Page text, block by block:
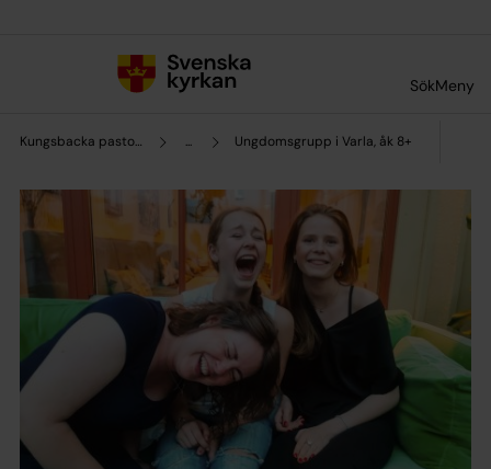
SökMeny
Kungsbacka pastorat ... Ungdomsgrupp i Varla, åk 8+